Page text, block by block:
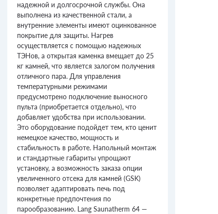
надежной и долгосрочной службы. Она
выполнена из качественной стали, а
внутренние элементы имеют оцинкованное
покрытие для защиты. Нагрев
осуществляется с помощью надежных
ТЭНов, а открытая каменка вмещает до 25
кг камней, что является залогом получения
отличного пара. Для управления
температурными режимами
предусмотрено подключение выносного
пульта (приобретается отдельно), что
добавляет удобства при использовании.
Это оборудование подойдет тем, кто ценит
немецкое качество, мощность и
стабильность в работе. Напольный монтаж
и стандартные габариты упрощают
установку, а возможность заказа опции
увеличенного отсека для камней (GSK)
позволяет адаптировать печь под
конкретные предпочтения по
парообразованию. Lang Saunatherm 64 —